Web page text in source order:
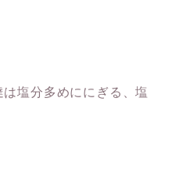
塩分多めににぎる、塩